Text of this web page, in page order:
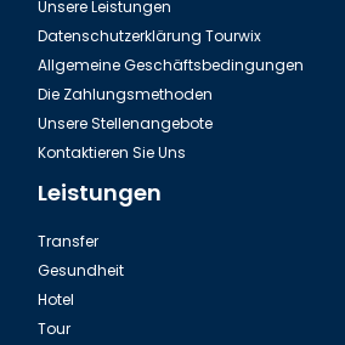
Unsere Leistungen
Datenschutzerklärung Tourwix
Allgemeine Geschäftsbedingungen
Die Zahlungsmethoden
Unsere Stellenangebote
Kontaktieren Sie Uns
Leistungen
Transfer
Gesundheit
Hotel
Tour